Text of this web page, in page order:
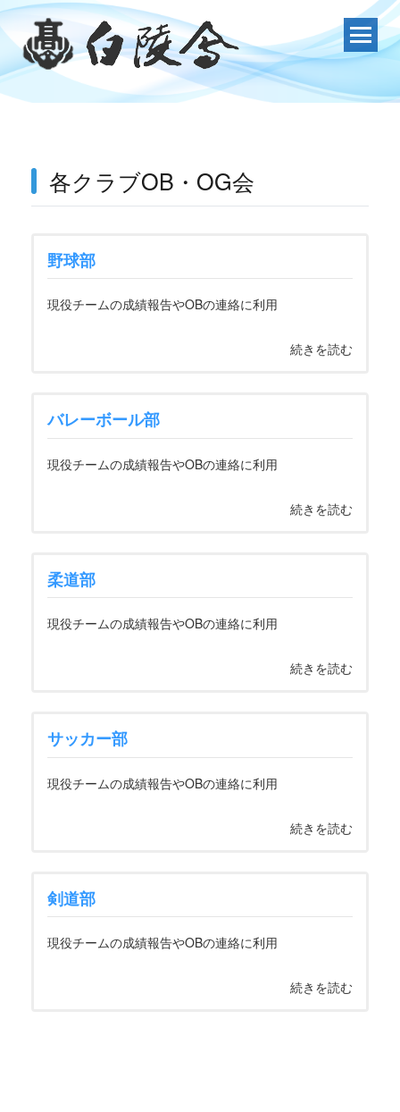
Skip
to
content
各クラブOB・OG会
野球部
現役チームの成績報告やOBの連絡に利用
続きを読む
バレーボール部
現役チームの成績報告やOBの連絡に利用
続きを読む
柔道部
現役チームの成績報告やOBの連絡に利用
続きを読む
サッカー部
現役チームの成績報告やOBの連絡に利用
続きを読む
剣道部
現役チームの成績報告やOBの連絡に利用
続きを読む